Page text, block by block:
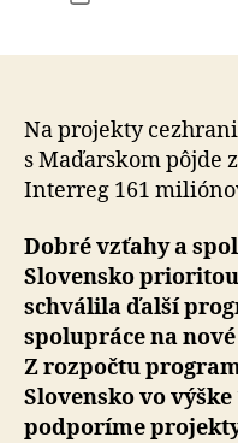
Na projekty
s Maďarskom pôjde
Interreg 161
Dobré vzťahy a
Slovensko
schválila ďalší
spolupráce na
Z rozpočtu
Slovensko vo
podporíme